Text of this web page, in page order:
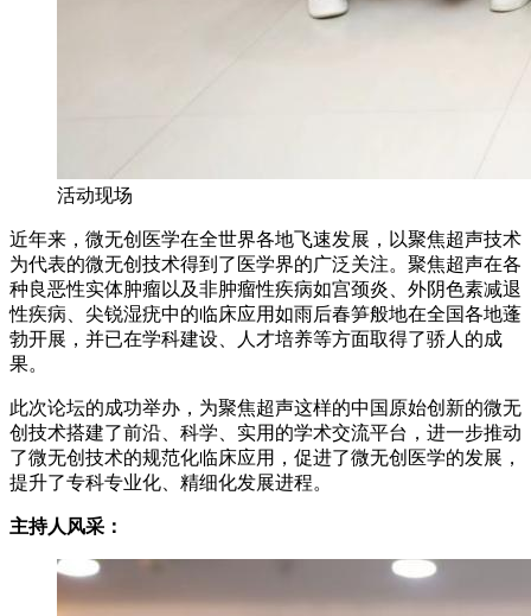
活动现场
近年来，微无创医学在全世界各地飞速发展，以聚焦超声技术
为代表的微无创技术得到了医学界的广泛关注。聚焦超声在各
种良恶性实体肿瘤以及非肿瘤性疾病如宫颈炎、外阴色素减退
性疾病、尖锐湿疣中的临床应用如雨后春笋般地在全国各地蓬
勃开展，并已在学科建设、人才培养等方面取得了骄人的成
果。
此次论坛的成功举办，为聚焦超声这样的中国原始创新的微无
创技术搭建了前沿、科学、实用的学术交流平台，进一步推动
了微无创技术的规范化临床应用，促进了微无创医学的发展，
提升了专科专业化、精细化发展进程。
主持人风采：